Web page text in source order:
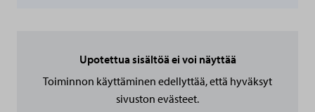
Upotettua sisältöä ei voi näyttää
Toiminnon käyttäminen edellyttää, että hyväksyt
sivuston evästeet.